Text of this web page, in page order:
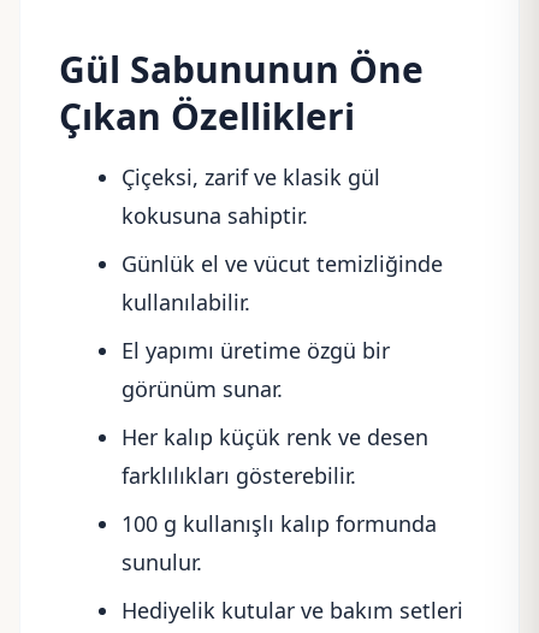
Gül Sabununun Öne
Çıkan Özellikleri
Çiçeksi, zarif ve klasik gül
kokusuna sahiptir.
Günlük el ve vücut temizliğinde
kullanılabilir.
El yapımı üretime özgü bir
görünüm sunar.
Her kalıp küçük renk ve desen
farklılıkları gösterebilir.
100 g kullanışlı kalıp formunda
sunulur.
Hediyelik kutular ve bakım setleri